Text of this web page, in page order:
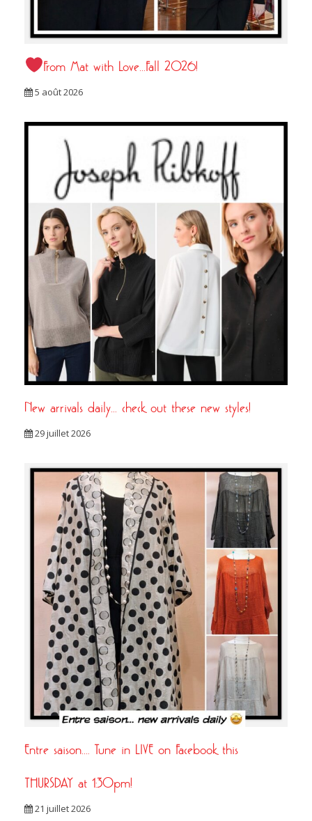
From Mat with Love…Fall 2026!
5 août 2026
New arrivals daily… check out these new styles!
29 juillet 2026
Entre saison…. Tune in LIVE on Facebook this
THURSDAY at 1:30pm!
21 juillet 2026